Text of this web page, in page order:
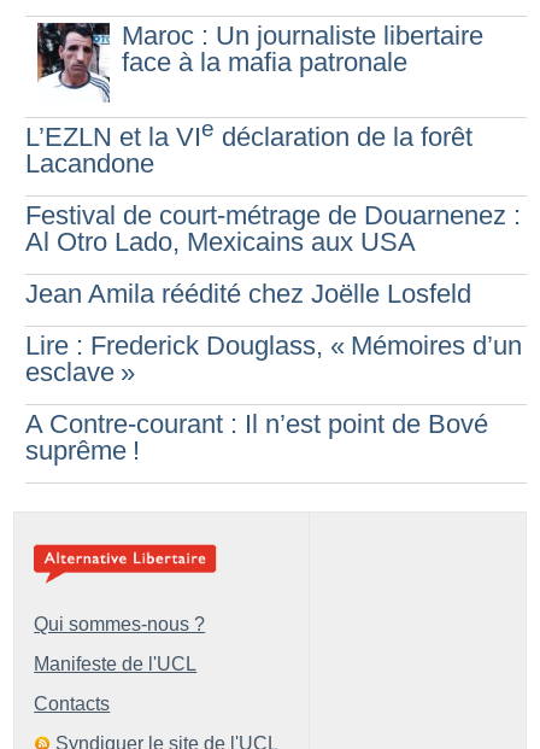
Maroc : Un journaliste libertaire
face à la mafia patronale
L’EZLN et la VIe déclaration de la forêt
Lacandone
Festival de court-métrage de Douarnenez :
Al Otro Lado, Mexicains aux USA
Jean Amila réédité chez Joëlle Losfeld
Lire : Frederick Douglass, « Mémoires d’un
esclave »
A Contre-courant : Il n’est point de Bové
suprême !
Qui sommes-nous ?
Manifeste de l'UCL
Contacts
Syndiquer le site de l'UCL